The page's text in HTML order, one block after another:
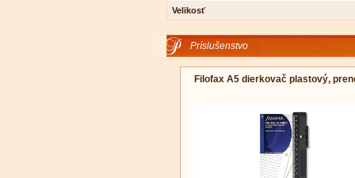
Velikosť
Príslušenstvo
Filofax A5 dierkovač plastový,